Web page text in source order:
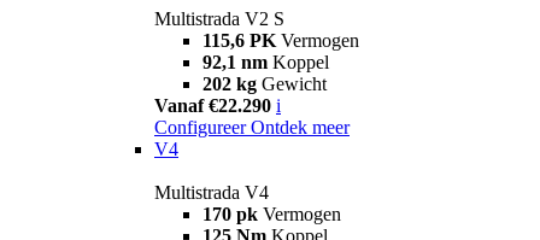
Multistrada V2 S
115,6 PK Vermogen
92,1 nm Koppel
202 kg Gewicht
Vanaf €22.290 i
Configureer Ontdek meer
V4
Multistrada V4
170 pk Vermogen
125 Nm Koppel